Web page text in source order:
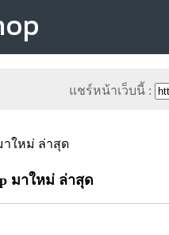
แชร์หน้าเว็บนี้ :
มาใหม่ ล่าสุด